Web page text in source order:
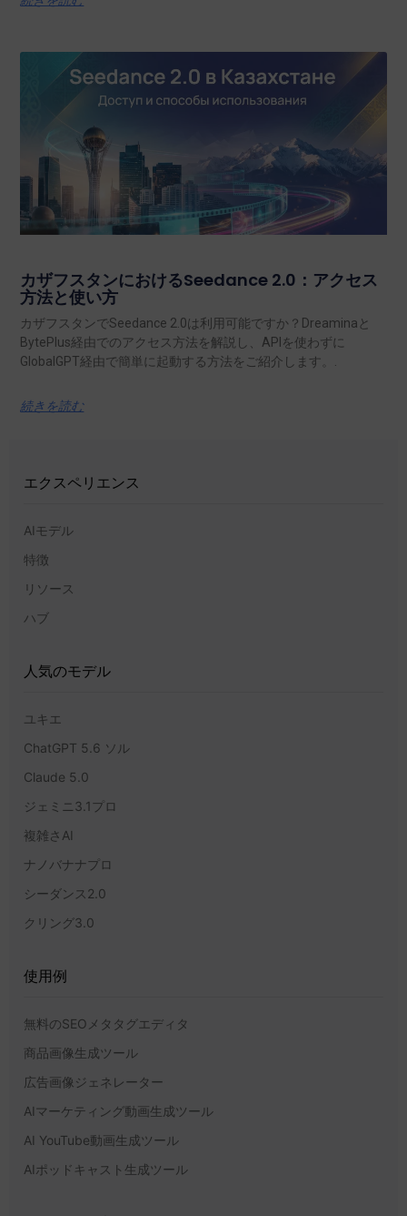
カザフスタンにおけるSeedance 2.0：アクセス
方法と使い方
カザフスタンでSeedance 2.0は利用可能ですか？Dreaminaと
BytePlus経由でのアクセス方法を解説し、APIを使わずに
GlobalGPT経由で簡単に起動する方法をご紹介します。.
続きを読む
エクスペリエンス
AIモデル
特徴
リソース
ハブ
人気のモデル
ユキエ
ChatGPT 5.6 ソル
Claude 5.0
ジェミニ3.1プロ
複雑さAI
ナノバナナプロ
シーダンス2.0
クリング3.0
使用例
無料のSEOメタタグエディタ
商品画像生成ツール
広告画像ジェネレーター
AIマーケティング動画生成ツール
AI YouTube動画生成ツール
AIポッドキャスト生成ツール